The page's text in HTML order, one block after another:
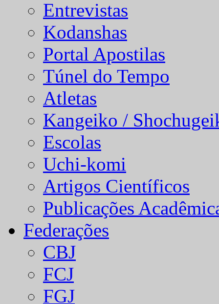
Entrevistas
Kodanshas
Portal Apostilas
Túnel do Tempo
Atletas
Kangeiko /
Escolas
Uchi-komi
Artigos Científicos
Publicações
Federações
CBJ
FCJ
FGJ